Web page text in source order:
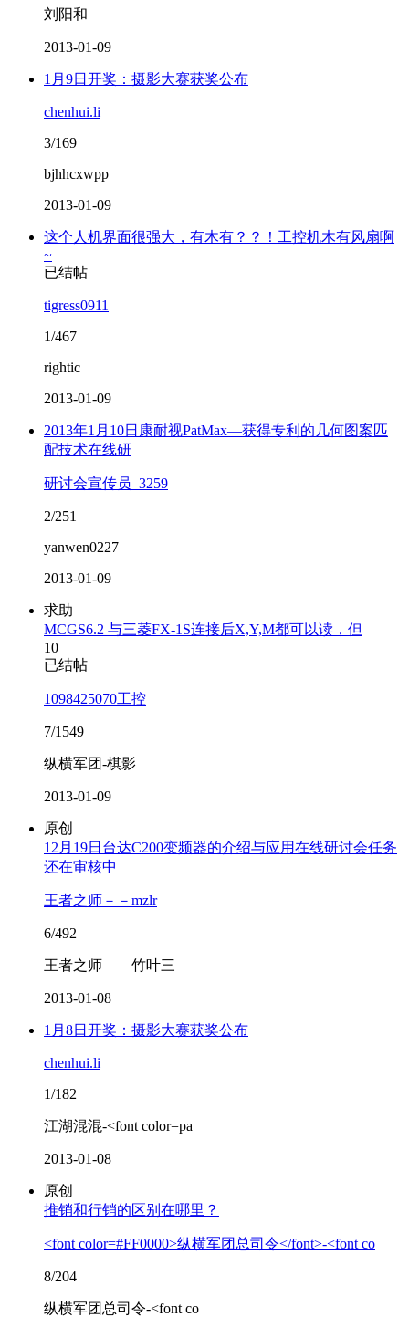
刘阳和
2013-01-09
1月9日开奖：摄影大赛获奖公布
chenhui.li
3/169
bjhhcxwpp
2013-01-09
这个人机界面很强大，有木有？？！工控机木有风扇啊
~
已结帖
tigress0911
1/467
rightic
2013-01-09
2013年1月10日康耐视PatMax—获得专利的几何图案匹
配技术在线研
研讨会宣传员_3259
2/251
yanwen0227
2013-01-09
求助
MCGS6.2 与三菱FX-1S连接后X,Y,M都可以读，但
10
已结帖
1098425070工控
7/1549
纵横军团-棋影
2013-01-09
原创
12月19日台达C200变频器的介绍与应用在线研讨会任务
还在审核中
王者之师－－mzlr
6/492
王者之师——竹叶三
2013-01-08
1月8日开奖：摄影大赛获奖公布
chenhui.li
1/182
江湖混混-<font color=pa
2013-01-08
原创
推销和行销的区别在哪里？
<font color=#FF0000>纵横军团总司令</font>-<font co
8/204
纵横军团总司令-<font co